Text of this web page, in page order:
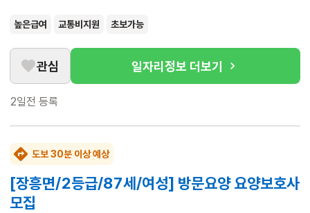
높은급여 교통비지원 초보가능
관심 일자리정보 더보기
2일전 등록
도보 30분 이상 예상
[장흥면/2등급/87세/여성] 방문요양 요양보호사
모집